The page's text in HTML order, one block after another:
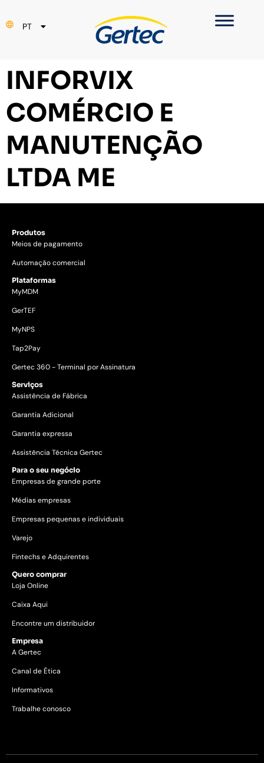
PT
ES
INFORVIX
COMÉRCIO E
MANUTENÇÃO
LTDA ME
Produtos
Meios de pagamento
Automação comercial
Plataformas
MyMDM
GerTEF
MyNPS
Tap2Pay
Gertec 360 - Terminal por Assinatura
Serviços
Assistência de Fábrica
Garantia Adicional
Garantia expressa
Assistência Técnica Gertec
Para o seu negócio
Empresas de grande porte
Médias empresas
Empresas pequenas e individuais
Varejo
Fintechs e Adquirentes
Quero comprar
Loja Online
Caixa Aqui
Encontre um distribuidor
Empresa
A Gertec
Canal de Ética
Informativos
Trabalhe conosco